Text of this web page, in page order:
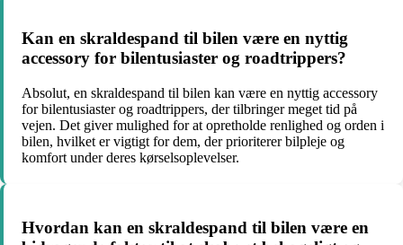
Kan en skraldespand til bilen være en nyttig
accessory for bilentusiaster og roadtrippers?
Absolut, en skraldespand til bilen kan være en nyttig accessory
for bilentusiaster og roadtrippers, der tilbringer meget tid på
vejen. Det giver mulighed for at opretholde renlighed og orden i
bilen, hvilket er vigtigt for dem, der prioriterer bilpleje og
komfort under deres kørselsoplevelser.
Hvordan kan en skraldespand til bilen være en